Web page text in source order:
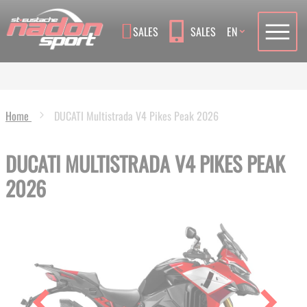
SALES SALES Language
EN
Home DUCATI Multistrada V4 Pikes Peak 2026
DUCATI MULTISTRADA V4 PIKES PEAK
2026